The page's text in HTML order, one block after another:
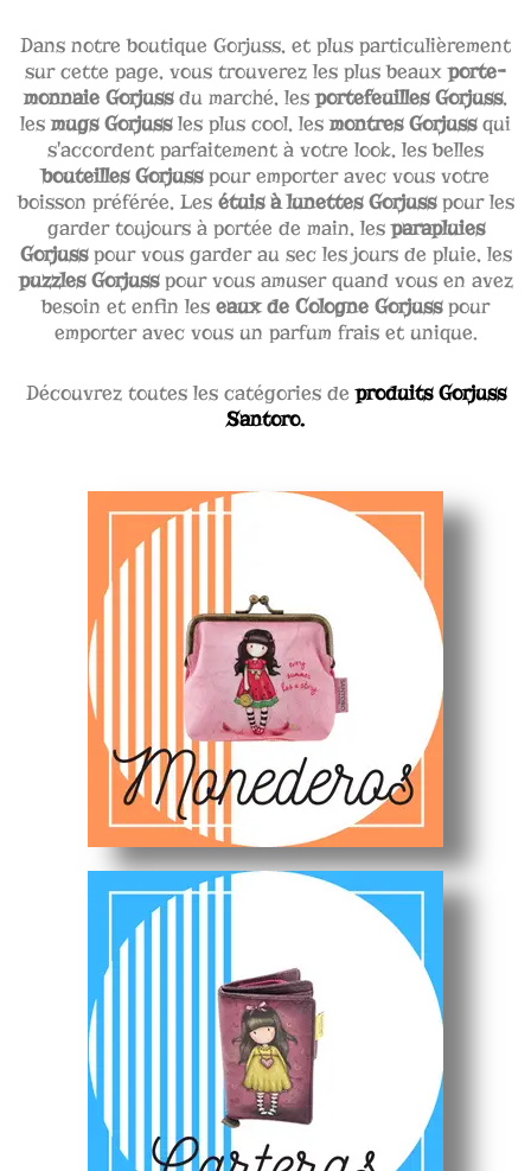
Dans notre boutique Gorjuss, et plus particulièrement
sur cette page, vous trouverez les plus beauxporte-
monnaie Gorjussdu marché, lesportefeuilles Gorjuss,
lesmugs Gorjussles plus cool, lesmontres Gorjussqui
s'accordent parfaitement à votre look, les belles
bouteilles Gorjusspour emporter avec vous votre
boisson préférée, Les étuis à lunettes Gorjusspour les
garder toujours à portée de main, lesparapluies
Gorjusspour vous garder au sec les jours de pluie, les
puzzles Gorjusspour vous amuser quand vous en avez
besoin et enfin les eaux de Cologne Gorjusspour
emporter avec vous un parfum frais et unique.
Découvrez toutes les catégories deproduits Gorjuss
Santoro.